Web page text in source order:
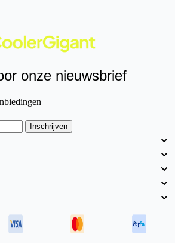
onze nieuwsbrief
Inschrijven